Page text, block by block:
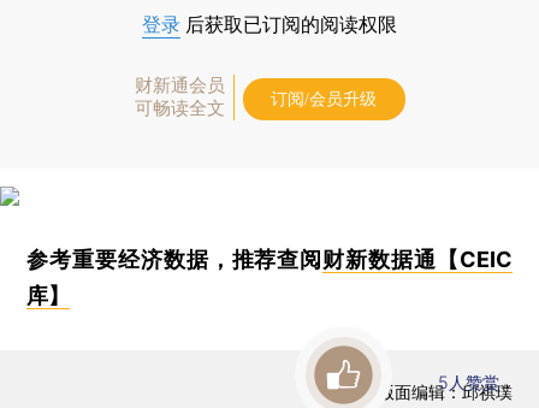
登录 后获取已订阅的阅读权限
财新通会员
可畅读全文
订阅/会员升级
参考重要经济数据，推荐查阅 财新数据通【CEIC
库】
版面编辑：邱祺璞
5 人赞赏